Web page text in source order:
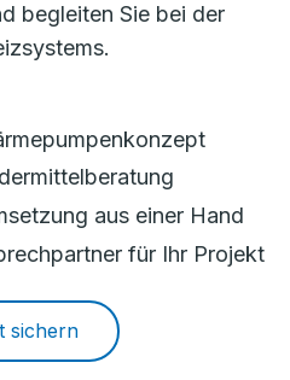
begleiten Sie bei der
aus einer Hand
für Ihr Projekt
sichern